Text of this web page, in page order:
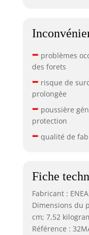
– problèmes
des forets
– risque de
prolongée
– poussière
protection
– qualité de
Fiche
Fabricant :
Dimensions du
cm; 7,52
Référence :